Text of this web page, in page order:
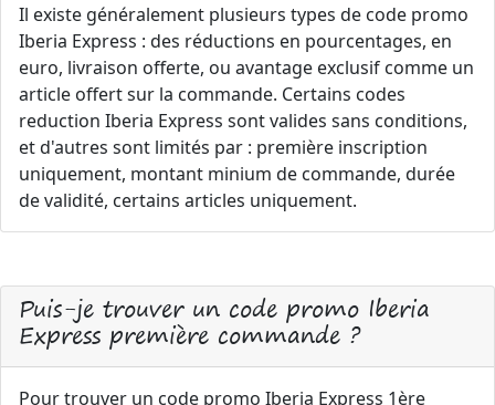
Il existe généralement plusieurs types de code promo
Iberia Express : des réductions en pourcentages, en
euro, livraison offerte, ou avantage exclusif comme un
article offert sur la commande. Certains codes
reduction Iberia Express sont valides sans conditions,
et d'autres sont limités par : première inscription
uniquement, montant minium de commande, durée
de validité, certains articles uniquement.
Puis-je trouver un code promo Iberia
Express première commande ?
Pour trouver un code promo Iberia Express 1ère